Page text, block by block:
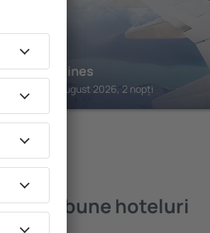
Beim Heines
Daun, 07 august 2026, 2 nopți
mai bune hoteluri